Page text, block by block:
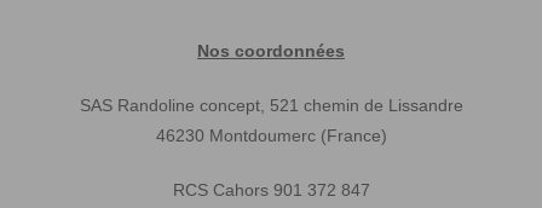
Nos coordonnées
SAS Randoline concept, 521 chemin de Lissandre
46230 Montdoumerc (France)
RCS Cahors 901 372 847